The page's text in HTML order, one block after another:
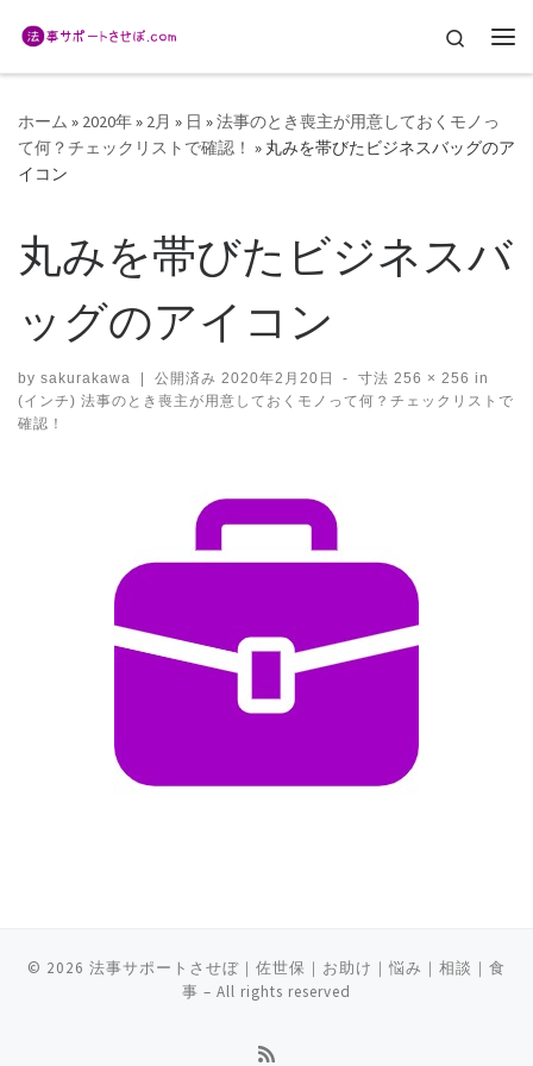
コンテンツへスキップ
Search
ホーム » 2020年» 2月 » 日 »法事のとき喪主が用意しておくモノっ
て何？チェックリストで確認！ » 丸みを帯びたビジネスバッグのア
イコン
丸みを帯びたビジネスバ
ッグのアイコン
by sakurakawa | 公開済み 2020年2月20日 - 寸法 256 × 256 in
(インチ) 法事のとき喪主が用意しておくモノって何？チェックリストで
確認！
画像ナビゲーション
© 2026 法事サポートさせぼ｜佐世保｜お助け｜悩み｜相談｜食
事 – All rights reserved